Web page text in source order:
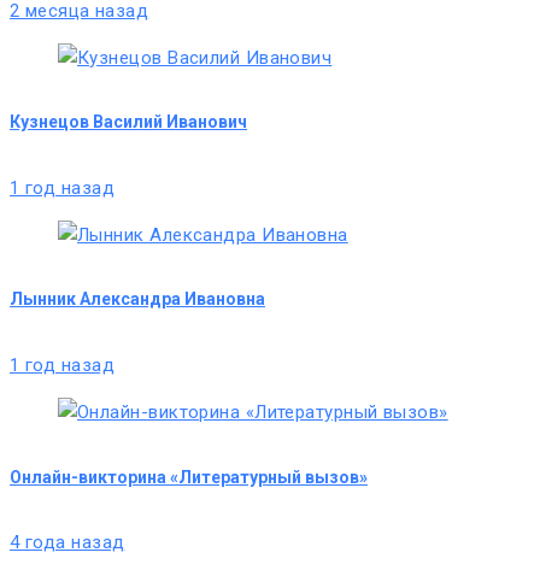
2 месяца назад
Кузнецов Василий Иванович
1 год назад
Лынник Александра Ивановна
1 год назад
Онлайн-викторина «Литературный вызов»
4 года назад